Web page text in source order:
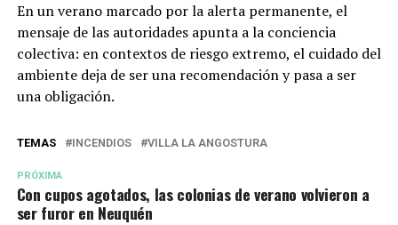
En un verano marcado por la alerta permanente, el
mensaje de las autoridades apunta a la conciencia
colectiva: en contextos de riesgo extremo, el cuidado del
ambiente deja de ser una recomendación y pasa a ser
una obligación.
TEMAS INCENDIOS VILLA LA ANGOSTURA
PRÓXIMA
Con cupos agotados, las colonias de verano volvieron a
ser furor en Neuquén